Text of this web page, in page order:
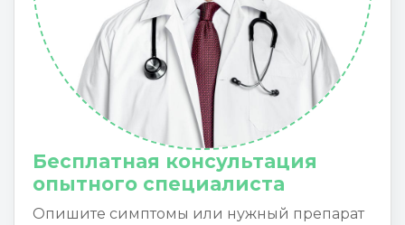
Бесплатная консультация
опытного специалиста
Опишите симптомы или нужный препарат